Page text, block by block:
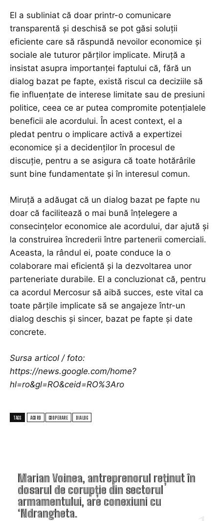
Marian Voinea, antreprenorul reținut în
dosarul de corupție din sectorul
armamentului, are conexiuni cu
‘Ndrangheta.
El a subliniat că doar printr-o comunicare
transparentă și deschisă se pot găsi soluții
eficiente care să răspundă nevoilor economice și
sociale ale tuturor părților implicate. Miruţă a
insistat asupra importanței faptului că, fără un
dialog bazat pe fapte, există riscul ca deciziile să
fie influențate de interese limitate sau de presiuni
politice, ceea ce ar putea compromite potențialele
beneficii ale acordului. În acest context, el a
pledat pentru o implicare activă a expertizei
economice și a decidenților în procesul de
discuție, pentru a se asigura că toate hotărârile
sunt bine fundamentate și în interesul comun.
Miruţă a adăugat că un dialog bazat pe fapte nu
doar că facilitează o mai bună înțelegere a
consecințelor economice ale acordului, dar ajută și
la construirea încrederii între partenerii comerciali.
Aceasta, la rândul ei, poate conduce la o
colaborare mai eficientă și la dezvoltarea unor
parteneriate durabile. El a concluzionat că, pentru
ca acordul Mercosur să aibă succes, este vital ca
toate părțile implicate să se angajeze într-un
dialog deschis și sincer, bazat pe fapte și date
concrete.
Sursa articol / foto:
https://news.google.com/home?
hl=ro&gl=RO&ceid=RO%3Aro
TAGS ACORD COOPERARE DIALOG